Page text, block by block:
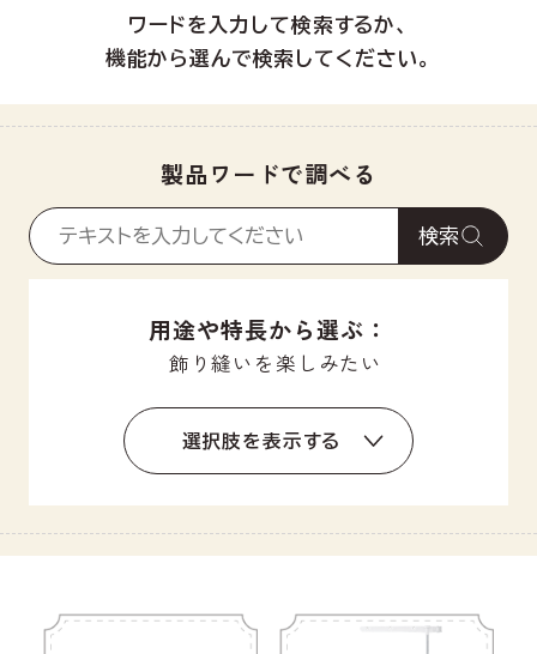
ワードを入力して検索するか、
機能から選んで検索してください。
製品ワードで調べる
検索
用途や特長から選ぶ：
飾り縫いを楽しみたい
選択肢を表示する